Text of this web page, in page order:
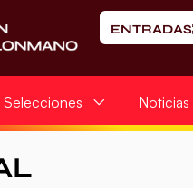
ENTRADAS
Selecciones Noticias